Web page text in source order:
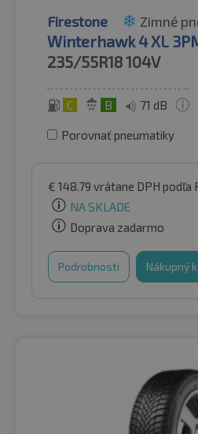
Firestone Zimné
Winterhawk 4 XL
235/55R18104V
C B 71 dB
Porovnať pneumatiky
€ 148.79 vrátane DPH podľa
NA SKLADE
Doprava zadarmo
Podrobnosti Nákupný